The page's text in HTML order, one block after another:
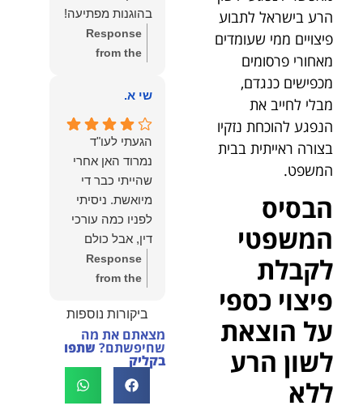
הרע בישראל לתבוע
פיצויים ממי שעומדים
מאחורי פרסומים
מכפישים כנגדם,
מבלי לחייב את
הנפגע להוכחת נזקיו
בצורה ראייתית בבית
המשפט.
הבסיס
המשפטי
לקבלת
פיצוי כספי
על הוצאת
לשון הרע
ללא
הצוות שלנו זה
שווה את הכל.
נשמח תמיד
לעמוד לרשותך!
משרד עורכי דין
ונוטריון
בהוגנות מפתיעה!
Response
from the
יהודה, תודה
שמחנו מאוד
לשמוע שהייעוץ
עזר לך ושהיית
מרוצה.
מבחינתנו הוגנות
ומקצועיות הן
מעל הכל. נשמח
תמיד לעמוד
לרשותך בהמשך
שי א.
הגעתי לעו"ד
נמרוד האן אחרי
שהייתי כבר די
מיואשת. ניסיתי
לפניו כמה עורכי
דין, אבל כולם
נרתעו כי היה
מדובר בנושא
וסירבו לקחת
אותו.לאחר
שסיפרתי בקצרה
המקרה, הוא
Response
from the
רבה על המילים
החמות ועל
האמון. שמחנו
לעמוד לצידך,
במיוחד בתיק לא
ביקורות נוספות
מצאתם את מה
שחיפשתם? שתפו
בקליק